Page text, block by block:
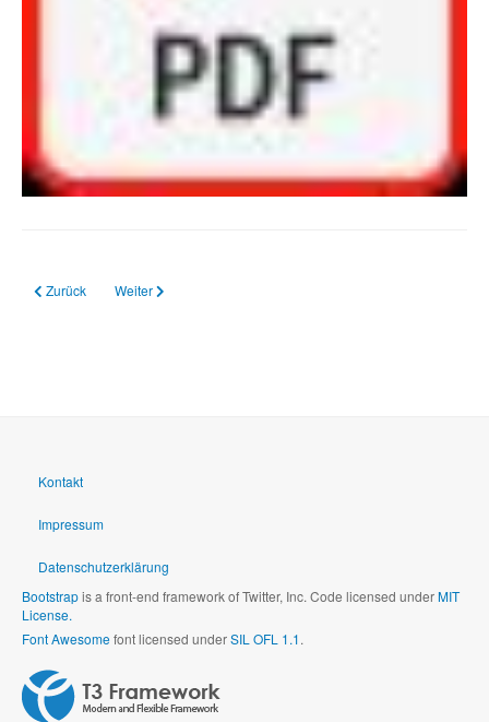
Vorheriger Beitrag: 26.11.2024 Solidarität braucht Schule
Zurück Nächster Beitrag: 18.10.2024 Parallelsysteme in allen
Weiter
Kontakt
Impressum
Datenschutzerklärung
Bootstrapis a front-end framework of Twitter, Inc. Code licensed underMIT
License.
Font Awesomefont licensed underSIL OFL 1.1.